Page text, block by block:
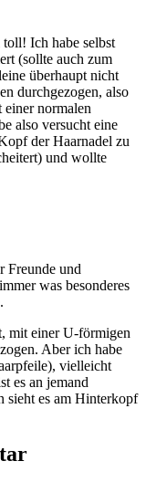
Ich habe selbst
(sollte auch zum
überhaupt nicht
durchgezogen, also
einer normalen
also versucht eine
der Haarnadel zu
und wollte
Freunde und
was besonderes
mit einer U-förmigen
Aber ich habe
vielleicht
es an jemand
sieht es am Hinterkopf